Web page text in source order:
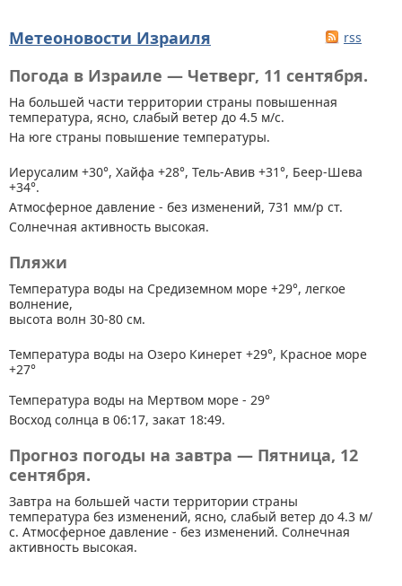
Метеоновости Израиля rss
Погода в Израиле — Четверг, 11 сентября.
На большей части территории страны повышенная
температура, ясно, слабый ветер до 4.5 м/с.
На юге страны повышение температуры.
Иерусалим +30°, Хайфа +28°, Тель-Авив +31°, Беер-Шева
+34°.
Атмосферное давление - без изменений, 731 мм/р ст.
Солнечная активность высокая.
Пляжи
Температура воды на Средиземном море +29°, легкое
волнение,
высота волн 30-80 см.
Температура воды на Озеро Кинерет +29°, Красное море
+27°
Температура воды на Мертвом море - 29°
Восход солнца в 06:17, закат 18:49.
Прогноз погоды на завтра — Пятница, 12
сентября.
Завтра на большей части территории страны
температура без изменений, ясно, слабый ветер до 4.3 м/
с. Атмосферное давление - без изменений. Солнечная
активность высокая.